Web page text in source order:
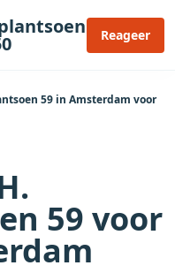
Reageer
59 in Amsterdam voor
59 voor